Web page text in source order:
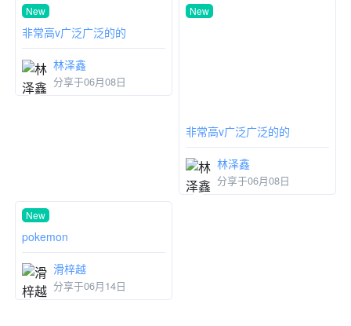
New
非常高v广泛广泛的的
林泽鑫
分享于06月08日
New
非常高v广泛广泛的的
林泽鑫
分享于06月08日
New